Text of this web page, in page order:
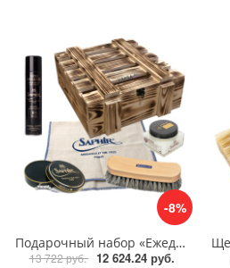
-8%
Подарочный набор «Ежедневный уход за кожей» Saphir Medaille D'or
13 722 руб. 12 624.24 руб.